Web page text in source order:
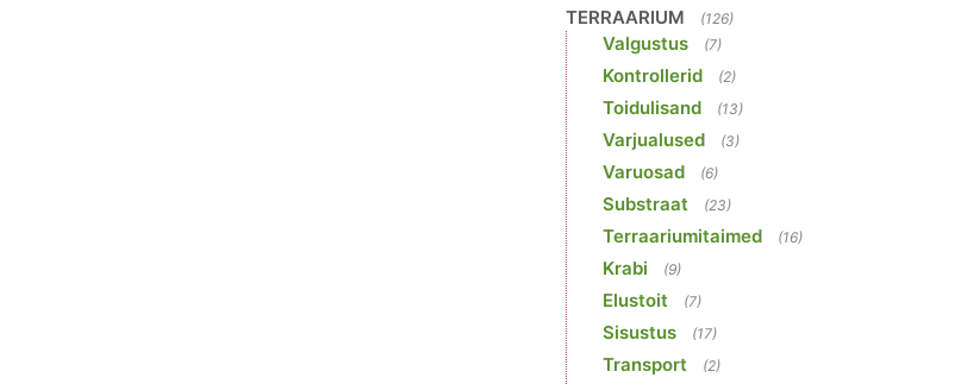
TERRAARIUM (126)
Valgustus (7)
Kontrollerid (2)
Toidulisand (13)
Varjualused (3)
Varuosad (6)
Substraat (23)
Terraariumitaimed (16)
Krabi (9)
Elustoit (7)
Sisustus (17)
Transport (2)